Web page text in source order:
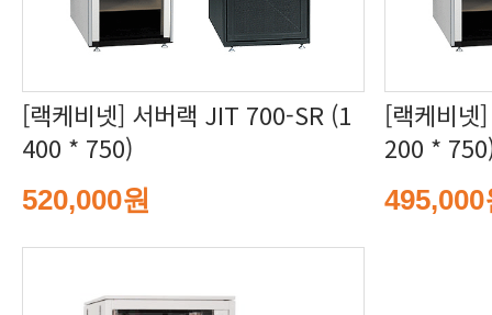
400 * 750)
520,000원
200 *
495,000